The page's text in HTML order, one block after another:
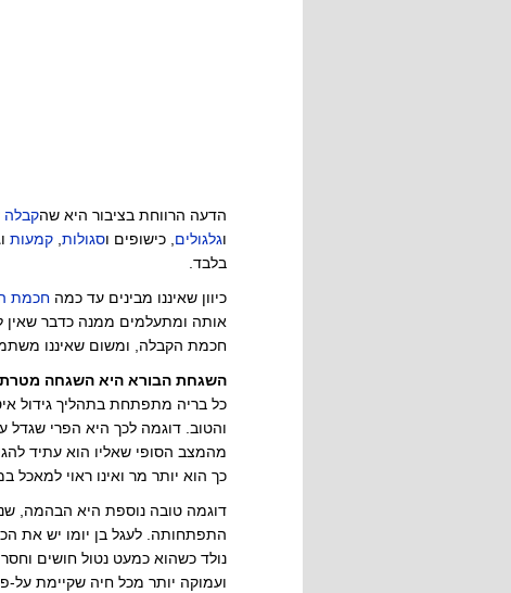
הדעה הרווחת בציבור היא שהקבלה
וגלגולים , כישופים וסגולות קמעות
בלבד.
כיוון שאיננו מבינים עד כמה חכמת
אותה ומתעלמים ממנה כדבר שאין
חכמת הקבלה, ומשום שאיננו
השגחת הבורא היא השגחה
כל בריה מתפתחת בתהליך גידול
והטוב. דוגמה לכך היא הפרי שגדל
מהמצב הסופי שאליו הוא עתיד
כך הוא יותר מר ואינו ראוי למאכל
דוגמה טובה נוספת היא הבהמה,
התפתחותה. לעגל בן יומו יש את
נולד כשהוא כמעט נטול חושים
ועמוקה יותר מכל חיה שקיימת על-